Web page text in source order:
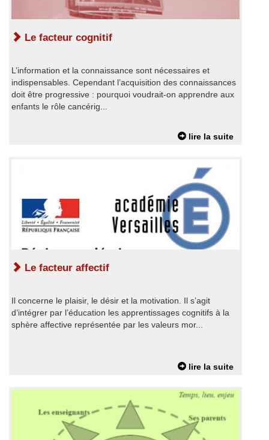
Le facteur cognitif
L’information et la connaissance sont nécessaires et
indispensables. Cependant l’acquisition des connaissances
doit être progressive : pourquoi voudrait-on apprendre aux
enfants le rôle cancérig...
lire la suite
Le facteur affectif
Il concerne le plaisir, le désir et la motivation. Il s’agit
d’intégrer par l’éducation les apprentissages cognitifs à la
sphère affective représentée par les valeurs mor...
lire la suite